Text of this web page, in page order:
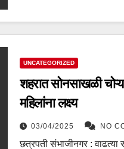
UNCATEGORIZED
शहरात सोनसाखळी
महिलांना लक्ष्य
03/04/2025 NO
छत्रपती संभाजीनगर : वाढत्या